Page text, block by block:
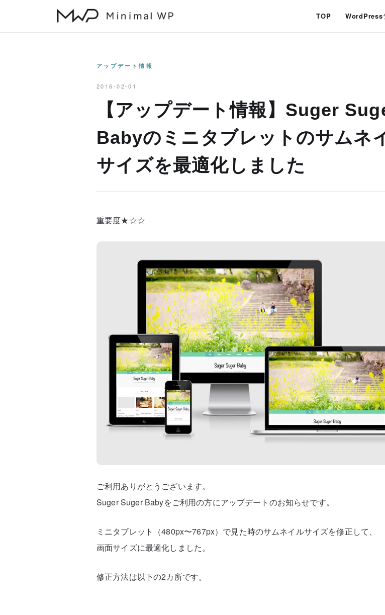
TOP WordPress
アップデート情報
2016-02-01
【アップデート情報】Suger
Babyのミニタブレットのサムネ
サイズを最適化しました
重要度★☆☆
ご利用ありがとうございます。
Suger Suger Babyをご利用の方にアップデートのお知らせです。
ミニタブレット（480px〜767px）で見た時のサムネイルサイズを修正して、
画面サイズに最適化しました。
修正方法は以下の2カ所です。